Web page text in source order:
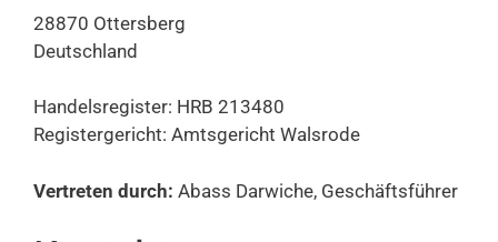
28870 Ottersberg
Deutschland
Handelsregister: HRB 213480
Registergericht: Amtsgericht Walsrode
Vertreten durch: Abass Darwiche, Geschäftsführer